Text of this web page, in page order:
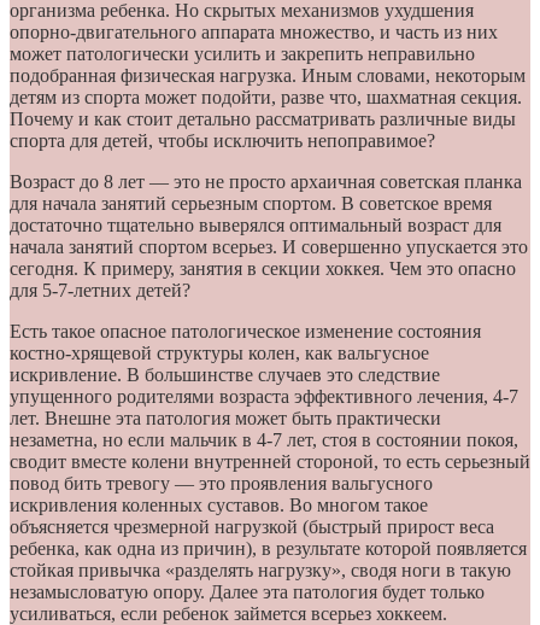
организма ребенка. Но скрытых механизмов ухудшения
опорно-двигательного аппарата множество, и часть из них
может патологически усилить и закрепить неправильно
подобранная физическая нагрузка. Иным словами, некоторым
детям из спорта может подойти, разве что, шахматная секция.
Почему и как стоит детально рассматривать различные виды
спорта для детей, чтобы исключить непоправимое?
Возраст до 8 лет — это не просто архаичная советская планка
для начала занятий серьезным спортом. В советское время
достаточно тщательно выверялся оптимальный возраст для
начала занятий спортом всерьез. И совершенно упускается это
сегодня. К примеру, занятия в секции хоккея. Чем это опасно
для 5-7-летних детей?
Есть такое опасное патологическое изменение состояния
костно-хрящевой структуры колен, как вальгусное
искривление. В большинстве случаев это следствие
упущенного родителями возраста эффективного лечения, 4-7
лет. Внешне эта патология может быть практически
незаметна, но если мальчик в 4-7 лет, стоя в состоянии покоя,
сводит вместе колени внутренней стороной, то есть серьезный
повод бить тревогу — это проявления вальгусного
искривления коленных суставов. Во многом такое
объясняется чрезмерной нагрузкой (быстрый прирост веса
ребенка, как одна из причин), в результате которой появляется
стойкая привычка «разделять нагрузку», сводя ноги в такую
незамысловатую опору. Далее эта патология будет только
усиливаться, если ребенок займется всерьез хоккеем.